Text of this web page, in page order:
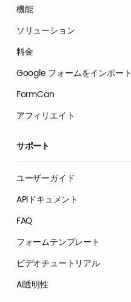
機能
ソリューション
料金
Google フォームをインポート
FormCan
アフィリエイト
サポート
ユーザーガイド
APIドキュメント
FAQ
フォームテンプレート
ビデオチュートリアル
AI透明性